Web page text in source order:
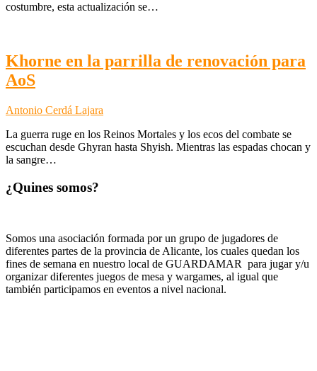
costumbre, esta actualización se…
Khorne en la parrilla de renovación para
AoS
Antonio Cerdá Lajara
La guerra ruge en los Reinos Mortales y los ecos del combate se
escuchan desde Ghyran hasta Shyish. Mientras las espadas chocan y
la sangre…
¿Quines somos?
Somos una asociación formada por un grupo de jugadores de
diferentes partes de la provincia de Alicante, los cuales quedan los
fines de semana en nuestro local de GUARDAMAR para jugar y/u
organizar diferentes juegos de mesa y wargames, al igual que
también participamos en eventos a nivel nacional.